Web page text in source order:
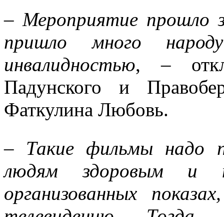
– Мероприятие прошло
пришло много
инвалидностью, –
Падунского и
Фаткулина Любовь.
– Такие фильмы надо
людям здоровым и
организованных